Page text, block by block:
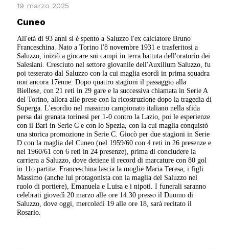
19 marzo 2025
Cuneo
All'età di 93 anni si è spento a Saluzzo l'ex calciatore Bruno
Franceschina. Nato a Torino l'8 novembre 1931 e trasferitosi a
Saluzzo, iniziò a giocare sui campi in terra battuta dell'oratorio dei
Salesiani. Cresciuto nel settore giovanile dell'Auxilium Saluzzo, fu
poi tesserato dal Saluzzo con la cui maglia esordì in prima squadra
non ancora 17enne. Dopo quattro stagioni il passaggio alla
Biellese, con 21 reti in 29 gare e la successiva chiamata in Serie A
del Torino, allora alle prese con la ricostruzione dopo la tragedia di
Superga. L'esordio nel massimo campionato italiano nella sfida
persa dai granata torinesi per 1-0 contro la Lazio, poi le esperienze
con il Bari in Serie C e con lo Spezia, con la cui maglia conquistò
una storica promozione in Serie C. Giocò per due stagioni in Serie
D con la maglia del Cuneo (nel 1959/60 con 4 reti in 26 presenze e
nel 1960/61 con 6 reti in 24 presenze), prima di concludere la
carriera a Saluzzo, dove detiene il record di marcature con 80 gol
in 11o partite. Franceschina lascia la moglie Maria Teresa, i figli
Massimo (anche lui protagonista con la maglia del Saluzzo nel
ruolo di portiere), Emanuela e Luisa e i nipoti. I funerali saranno
celebrati giovedì 20 marzo alle ore 14.30 presso il Duomo di
Saluzzo, dove oggi, mercoledì 19 alle ore 18, sarà recitato il
Rosario.